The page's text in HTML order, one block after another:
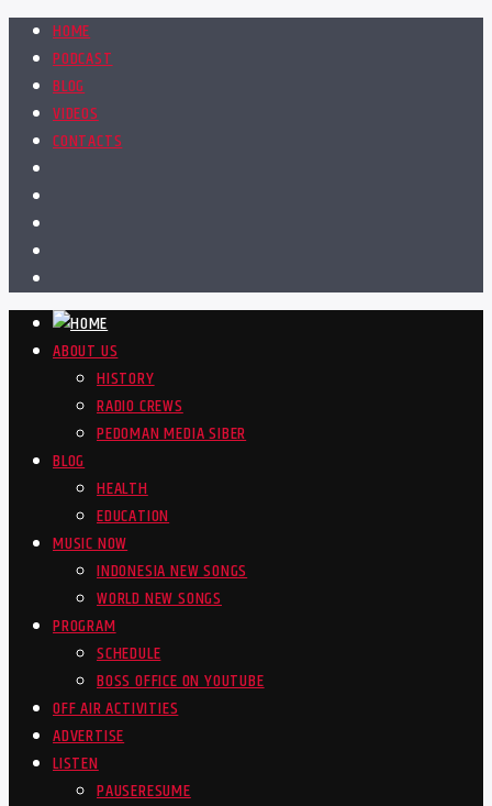
HOME
PODCAST
BLOG
VIDEOS
CONTACTS
ABOUT US
HISTORY
RADIO CREWS
PEDOMAN MEDIA SIBER
BLOG
HEALTH
EDUCATION
MUSIC NOW
INDONESIA NEW SONGS
WORLD NEW SONGS
PROGRAM
SCHEDULE
BOSS OFFICE ON YOUTUBE
OFF AIR ACTIVITIES
ADVERTISE
LISTEN
PAUSERESUME